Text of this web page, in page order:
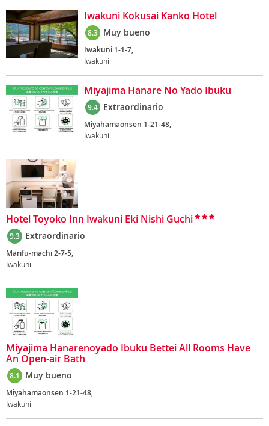
Iwakuni Kokusai Kanko Hotel
8.3 Muy bueno
Iwakuni 1-1-7,
Iwakuni
Miyajima Hanare No Yado Ibuku
9.4 Extraordinario
Miyahamaonsen 1-21-48,
Iwakuni
Hotel Toyoko Inn Iwakuni Eki Nishi Guchi
9.3 Extraordinario
Marifu-machi 2-7-5,
Iwakuni
Miyajima Hanarenoyado Ibuku Bettei All Rooms Have
An Open-air Bath
8.1 Muy bueno
Miyahamaonsen 1-21-48,
Iwakuni